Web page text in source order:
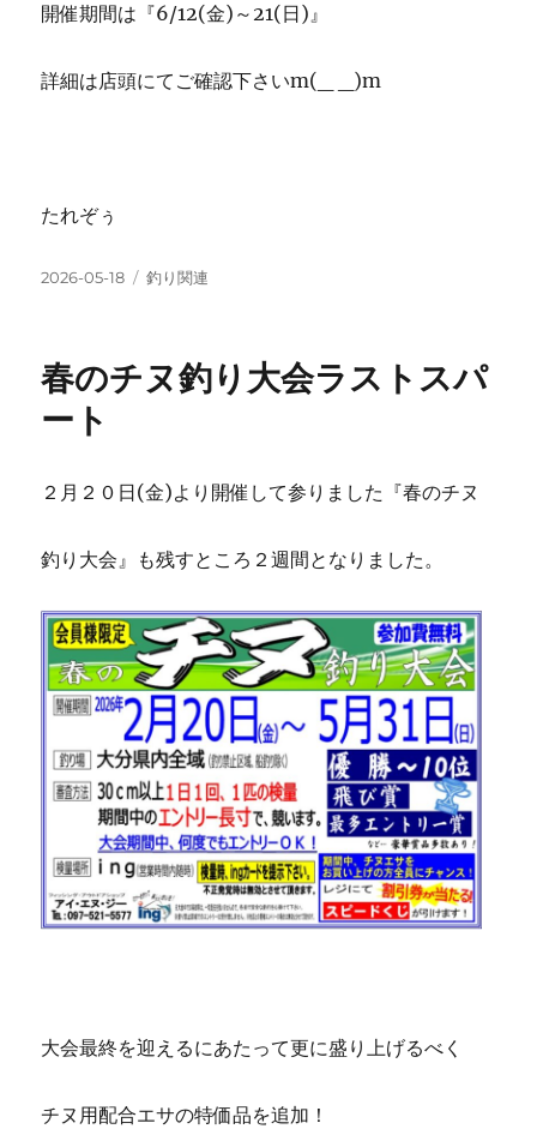
開催期間は『6/12(金)～21(日)』
詳細は店頭にてご確認下さいm(_ _)m
たれぞぅ
投
2026-05-18
カ
ー
釣り関連
春のチヌ釣り大会ラストスパ
ート
２月２０日(金)より開催して参りました『春のチヌ
釣り大会』も残すところ２週間となりました。
大会最終を迎えるにあたって更に盛り上げるべく
チヌ用配合エサの特価品を追加！